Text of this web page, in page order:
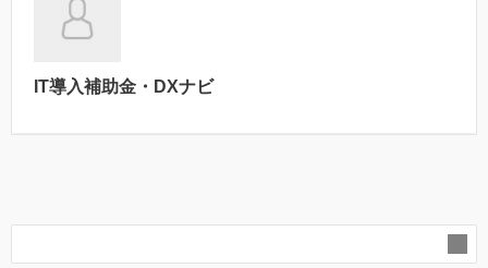
IT導入補助金・DXナビ